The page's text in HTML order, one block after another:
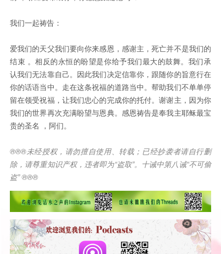
我们一起祷告：
爱我们的天父我们要向你来感恩，感谢主，死亡并不是我们的
结束 。相反的永恒的盼望是你给予我们最大的鼓舞。我们承
认我们无法靠自己。因此我们决定信靠你，跟随你的旨意行在
你的话语当中。走在这条祝福的道路当中。帮助我们不单单停
留在领受祝福，让我们忠心的完成你的托付。谢谢主，因为你
我们的世界再次充满盼望与恩典。感恩祷告是奉我主耶稣最宝
贵的圣名 ，阿们。
®®®未经授权，请勿擅自使用、转载；已经抄袭者请自行删
除，请尊重知识产权，违者即为“盗取”。十诫中第八诫“不可偷
盗” ®®®